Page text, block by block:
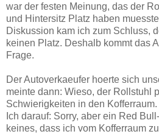
war der festen Meinung, das der
und Hintersitz Platz haben
Diskussion kam ich zum Schluss,
keinen Platz. Deshalb kommt das
Frage.
Der Autoverkaeufer hoerte sich
meinte dann: Wieso, der Rollstuhl
Schwierigkeiten in den Kofferraum.
Ich darauf: Sorry, aber ein Red
keines, dass ich vom Kofferraum